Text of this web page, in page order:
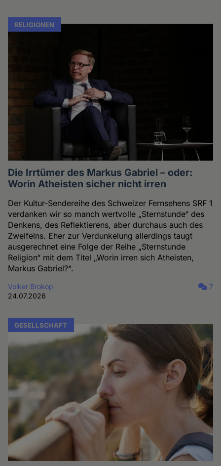
RELIGIONEN
Die Irrtümer des Markus Gabriel – oder:
Worin Atheisten sicher nicht irren
Der Kultur-Sendereihe des Schweizer Fernsehens SRF 1
verdanken wir so manch wertvolle „Sternstunde“ des
Denkens, des Reflektierens, aber durchaus auch des
Zweifelns. Eher zur Verdunkelung allerdings taugt
ausgerechnet eine Folge der Reihe „Sternstunde
Religion“ mit dem Titel „Worin irren sich Atheisten,
Markus Gabriel?“.
Volker Brokop
24.07.2026
7
GESELLSCHAFT